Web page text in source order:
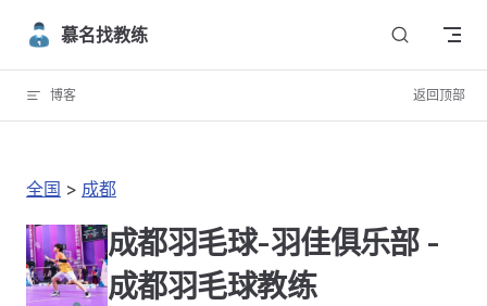
Skip to content
慕名找教练
博客 返回顶部
全国 > 成都
成都羽毛球-羽佳俱乐部 -
成都羽毛球教练